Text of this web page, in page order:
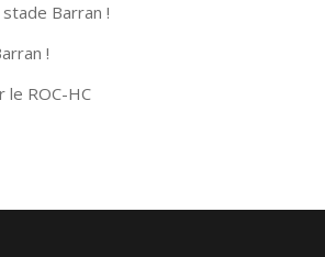
Barran !
!
le ROC-HC